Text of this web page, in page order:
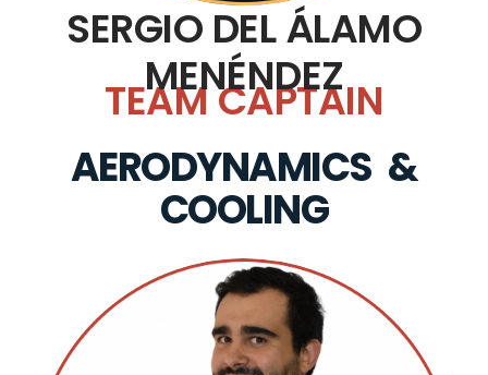
TEAM CAPTAIN
SERGIO DEL ÁLAMO
MENÉNDEZ
AERODYNAMICS &
COOLING